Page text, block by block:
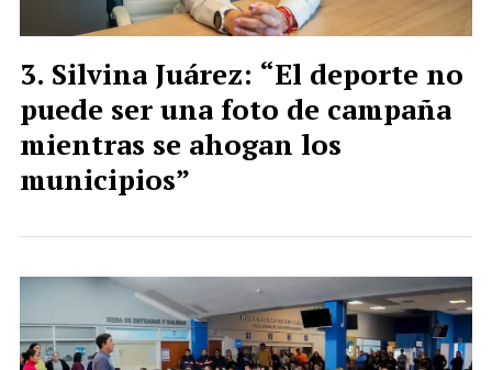
Silvina Juárez: “El deporte no
puede ser una foto de campaña
mientras se ahogan los
municipios”